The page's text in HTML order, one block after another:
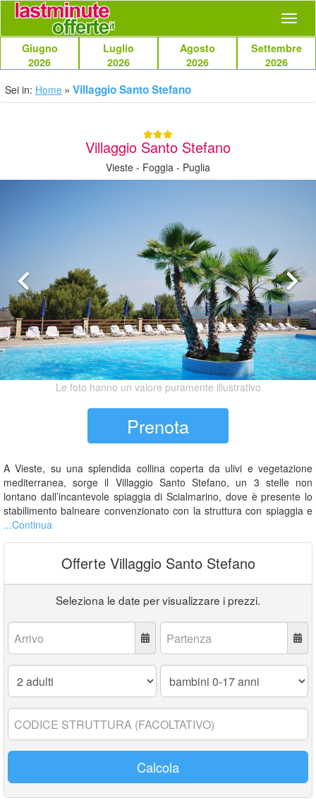
Giugno
2026
Luglio
2026
Agosto
2026
Settembre
2026
Sei in: Home Villaggio Santo Stefano
Villaggio Santo Stefano
Vieste - Foggia - Puglia
Le foto hanno un valore puramente illustrativo
Prenota
A Vieste, su una splendida collina coperta da ulivi e vegetazione
mediterranea, sorge il Villaggio Santo Stefano, un 3 stelle non
lontano dall’incantevole spiaggia di Scialmarino, dove è presente lo
stabilimento balneare convenzionato con la struttura con spiaggia e
...Continua
Offerte Villaggio Santo Stefano
Seleziona le date per visualizzare i prezzi.
Arrivo: Partenza:
Adulti:
Bambini
17
Codice
struttura:
Calcola